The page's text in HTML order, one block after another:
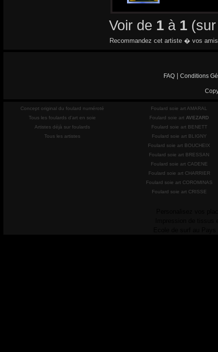
Voir de 1 à 1
Recommandez cet artiste � vos
FAQ Conditions
Concept original du foulard numéroté
Tous les foulards d'art en soie
Artistes déjà sur foulards
Tous les artistes
Foulard soie art AMARAL
Foulard soie art AVEZARD
Foulard soie art BENETT
Foulard soie art BLIGNY
Foulard soie art BOUCHEIX
Foulard soie art BRESSAN
Foulard soie art CADENE
Foulard soie art CHARRIER
Foulard soie art COROMINAS
Foulard soie art CRISSE